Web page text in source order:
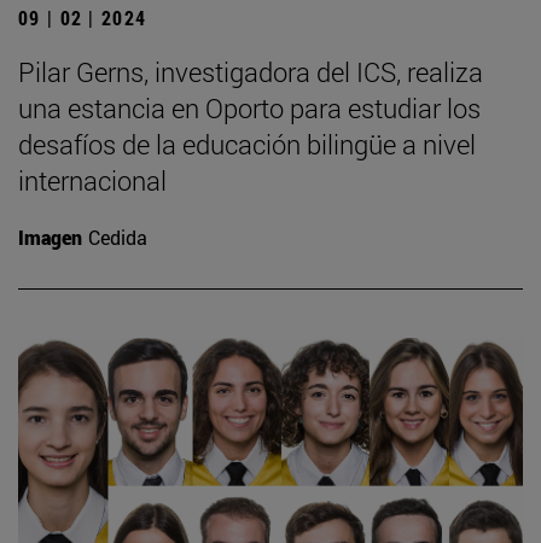
09 | 02 | 2024
Pilar Gerns, investigadora del ICS, realiza
una estancia en Oporto para estudiar los
desafíos de la educación bilingüe a nivel
internacional
Imagen Cedida